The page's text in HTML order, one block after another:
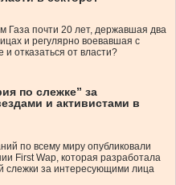
Газа почти 20 лет, державшая два
и регулярно воевавшая с
отказаться от власти?
по слежке” за
и активистами в
по всему миру опубликовали
First Wap, которая разработала
слежки за интересующими лица